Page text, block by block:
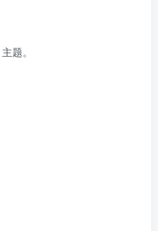
题。